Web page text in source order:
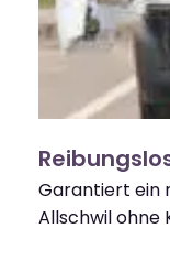
Garantiert ein
Allschwil ohne